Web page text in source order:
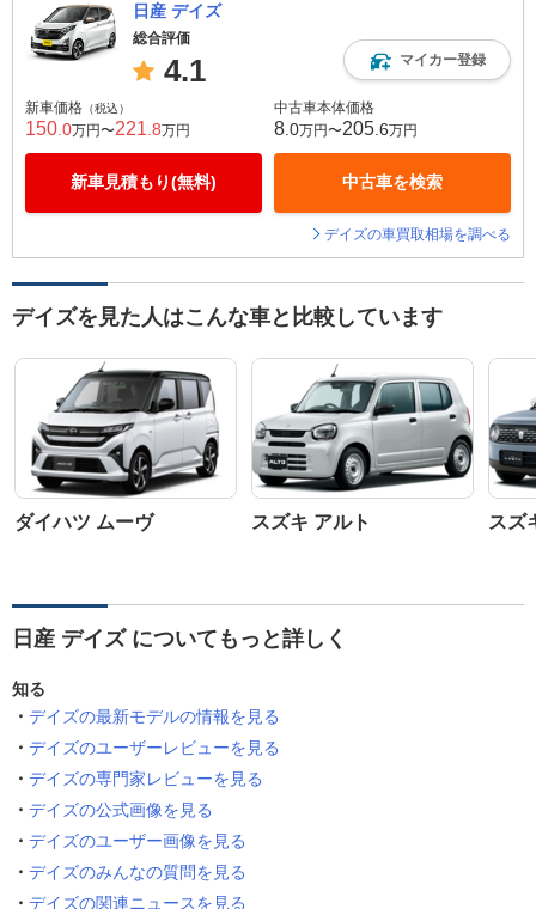
日産 デイズ
総合評価
4.1 マイカー登録
新車価格 （税込）
150 .0万円〜221 .8万円
新車見積もり(無料)
中古車本体価格
8 .0万円〜205 .6万円
中古車を検索
デイズの車買取相場を調べる
デイズを見た人はこんな車と比較しています
ダイハツ ムーヴ スズキ アルト スズ
日産 デイズ についてもっと詳しく
知る
デイズの最新モデルの情報を見る
デイズのユーザーレビューを見る
デイズの専門家レビューを見る
デイズの公式画像を見る
デイズのユーザー画像を見る
デイズのみんなの質問を見る
デイズの関連ニュースを見る